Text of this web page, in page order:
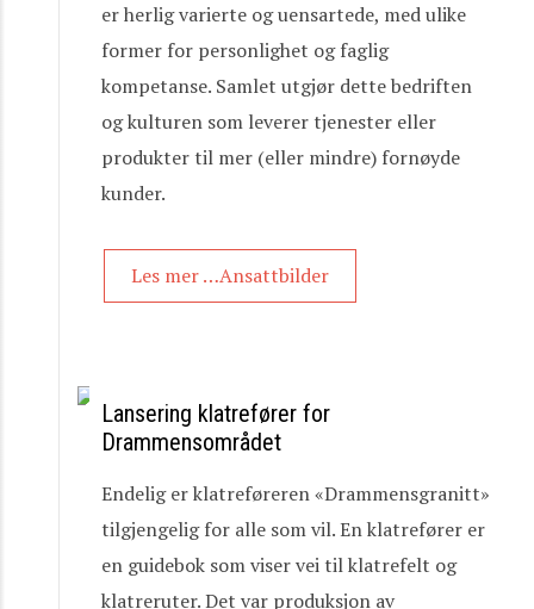
er herlig varierte og uensartede, med ulike
former for personlighet og faglig
kompetanse. Samlet utgjør dette bedriften
og kulturen som leverer tjenester eller
produkter til mer (eller mindre) fornøyde
kunder.
Les mer …Ansattbilder
Lansering klatrefører for
Drammensområdet
Endelig er klatreføreren «Drammensgranitt»
tilgjengelig for alle som vil. En klatrefører er
en guidebok som viser vei til klatrefelt og
klatreruter. Det var produksjon av